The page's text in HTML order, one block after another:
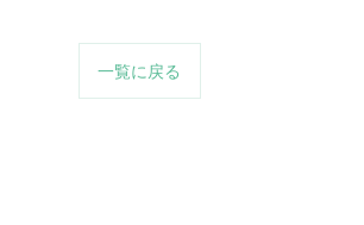
一覧に戻る